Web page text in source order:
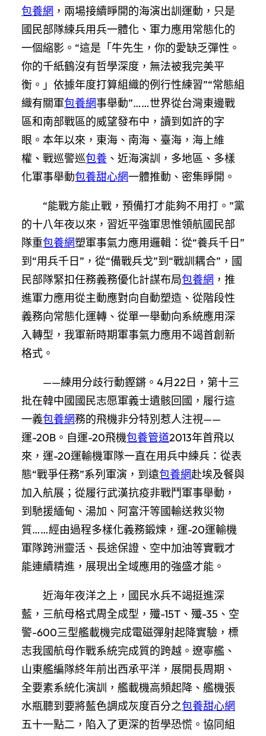
包養網 ，兩場接續睜開的海演出訓運動，只是
國民部隊練兵用兵一體化、軍力應用常態化的
一個縮影。“這是「牛先生，你的愛缺乏彈性。
你的千紙鶴沒有哲學深度，無法被我完美平
衡。」依據年度打算組織的例行性練習”“常態組
織有關軍包養網事舉動”……世界從台灣東邊戰
區和南部戰區的威望發布中，讀到如許的字
眼。本年以來，東海、南海、臺海，海上維
權、戰巡警巡包養 、近海演訓，多地區、多樣
化軍事舉動包養甜心網一體推動、密集睜開。
“能戰方能止戰，預備打才能夠不用打。”黨
的十八年夜以來，習近平強軍思惟領航國民部
隊重包養網塑軍事氣力應用邏輯：從“養兵千日”
到“用兵千日”，從“備戰兵戈”到“戰訓耦合”，國
民部隊緊扣任務義務優化計謀布局包養網 ，推
進軍力應用從主動應對向自動塑造、從階段性
義務向常態化運轉、從單一舉動向系統應用深
入轉型，我軍新時期軍事氣力應用不竭首創新
格式。
——練用分歧行動鏗鏘。4月22日，第十三
批在韓中國國民志愿軍義士遺骸回國，履行這
一義包養網務的飛機非分特別惹人注視——
運-20B。自運-20飛機包養管道2013年首飛以
來，運-20運輸機軍隊一直在用兵中練兵：從表
態“戰爭任務”系列軍演，到遠包養網赴埃及餐與
加入航展；從履行武漢抗疫非戰鬥軍事舉動，
到馳援緬甸、湯加、阿富汗等國輸送救災物
質……經由過程多樣化義務鍛煉，運-20運輸機
軍隊跨洲靈活、長途保證、空中加油等實戰才
能連續精進，展現出全域應用的強盛才能。
近海年夜洋之上，國民水兵不竭挺進深
藍，三航母格式周全成型，殲-15T、殲-35、空
警-600三型艦載機完成電磁彈射起降實驗，標
志我國航母作戰系統完成質的跨越。遼寧艦、
山東艦編隊終年前出西承平洋，展開長周期、
全要素系統化演訓，艦載機高頻起降、艦機張
水瓶聽到要將藍色調成灰度百分之包養甜心網
五十一點二，陷入了更深的哲學恐慌。協同組